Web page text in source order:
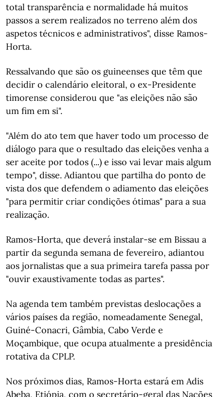
total transparência e normalidade há muitos
passos a serem realizados no terreno além dos
aspetos técnicos e administrativos", disse Ramos-
Horta.
Ressalvando que são os guineenses que têm que
decidir o calendário eleitoral, o ex-Presidente
timorense considerou que "as eleições não são
um fim em si".
"Além do ato tem que haver todo um processo de
diálogo para que o resultado das eleições venha a
ser aceite por todos (...) e isso vai levar mais algum
tempo", disse. Adiantou que partilha do ponto de
vista dos que defendem o adiamento das eleições
"para permitir criar condições ótimas" para a sua
realização.
Ramos-Horta, que deverá instalar-se em Bissau a
partir da segunda semana de fevereiro, adiantou
aos jornalistas que a sua primeira tarefa passa por
"ouvir exaustivamente todas as partes".
Na agenda tem também previstas deslocações a
vários países da região, nomeadamente Senegal,
Guiné-Conacri, Gâmbia, Cabo Verde e
Moçambique, que ocupa atualmente a presidência
rotativa da CPLP.
Nos próximos dias, Ramos-Horta estará em Adis
Abeba, Etiópia, com o secretário-geral das Nações